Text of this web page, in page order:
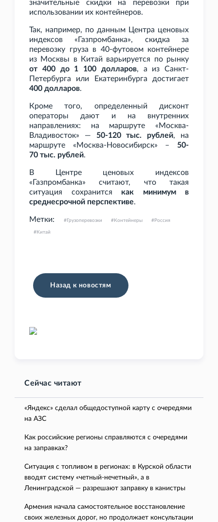
значительные скидки на перевозки при
использовании их контейнеров.
Так, например, по данным Центра ценовых
индексов «Газпромбанка», скидка за
перевозку груза в 40-футовом контейнере
из Москвы в Китай варьируется по рынку
от 400 до 1
100 долларов, а из Санкт-
Петербурга или Екатеринбурга достигает
400 долларов.
Кроме того, определенный дисконт
операторы дают и на внутренних
направлениях: на маршруте «Москва-
Владивосток» — 50-120 тыс. рублей, на
маршруте «Москва-Новосибирск» – 50-
70 тыс. рублей.
В Центре ценовых индексов
«Газпромбанка» считают, что такая
ситуация сохранится как минимум в
среднесрочной перспективе.
Метки: Грузоперевозки Контейнеры Россия
Китай
Назад к новостям
Сейчас читают
«Яндекс» сделал общедоступной карту с очередями
на АЗС
Как российские регионы справляются с очередями
на заправках?
Ситуация с топливом в регионах: в Курской области
вводят систему «четный-нечетный», а в
Ленинградской — разрешают заправку в канистры
Армения начала самостоятельное восстановление
своих железных дорог, но продолжает консультации